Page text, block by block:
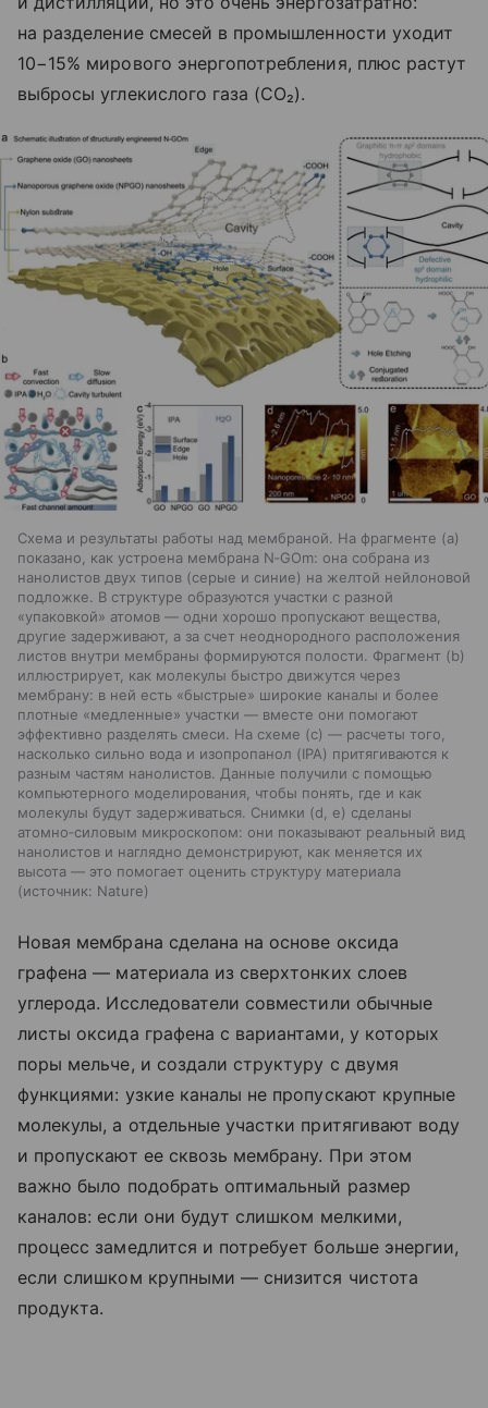
на разделение смесей в промышленности уходит
10−15% мирового энергопотребления, плюс растут
выбросы углекислого газа (CO₂).
Схема и результаты работы над мембраной. На фрагменте (a)
показано, как устроена мембрана N‑GOm: она собрана из
нанолистов двух типов (серые и синие) на желтой нейлоновой
подложке. В структуре образуются участки с разной
«упаковкой» атомов — одни хорошо пропускают вещества,
другие задерживают, а за счет неоднородного расположения
листов внутри мембраны формируются полости. Фрагмент (b)
иллюстрирует, как молекулы быстро движутся через
мембрану: в ней есть «быстрые» широкие каналы и более
плотные «медленные» участки — вместе они помогают
эффективно разделять смеси. На схеме (c) — расчеты того,
насколько сильно вода и изопропанол (IPA) притягиваются к
разным частям нанолистов. Данные получили с помощью
компьютерного моделирования, чтобы понять, где и как
молекулы будут задерживаться. Снимки (d, e) сделаны
атомно‑силовым микроскопом: они показывают реальный вид
нанолистов и наглядно демонстрируют, как меняется их
высота — это помогает оценить структуру материала
источник: Nature
Новая мембрана сделана на основе оксида
графена — материала из сверхтонких слоев
углерода. Исследователи совместили обычные
листы оксида графена с вариантами, у которых
поры мельче, и создали структуру с двумя
функциями: узкие каналы не пропускают крупные
молекулы, а отдельные участки притягивают воду
и пропускают ее сквозь мембрану. При этом
важно было подобрать оптимальный размер
каналов: если они будут слишком мелкими,
процесс замедлится и потребует больше энергии,
если слишком крупными — снизится чистота
продукта.